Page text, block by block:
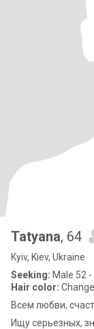
Tatyana, 64
Kyiv, Kiev, Ukraine
Seeking: Male 52 -
Hair color:
Всем любви,
Ищу серьезных,